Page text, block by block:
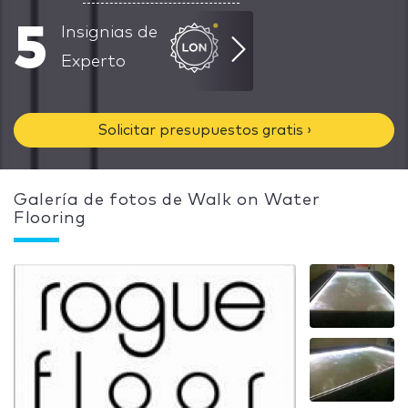
5
Insignias de
Experto
Solicitar presupuestos gratis ›
Galería de fotos de Walk on Water
Flooring